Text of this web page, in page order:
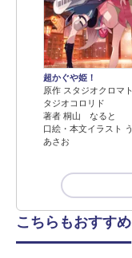
超かぐや姫！
原作 スタジオクロマ
タジオコロリド
著者 桐山 なると
口絵・本文イラスト
あさお
こちらもおすすめ